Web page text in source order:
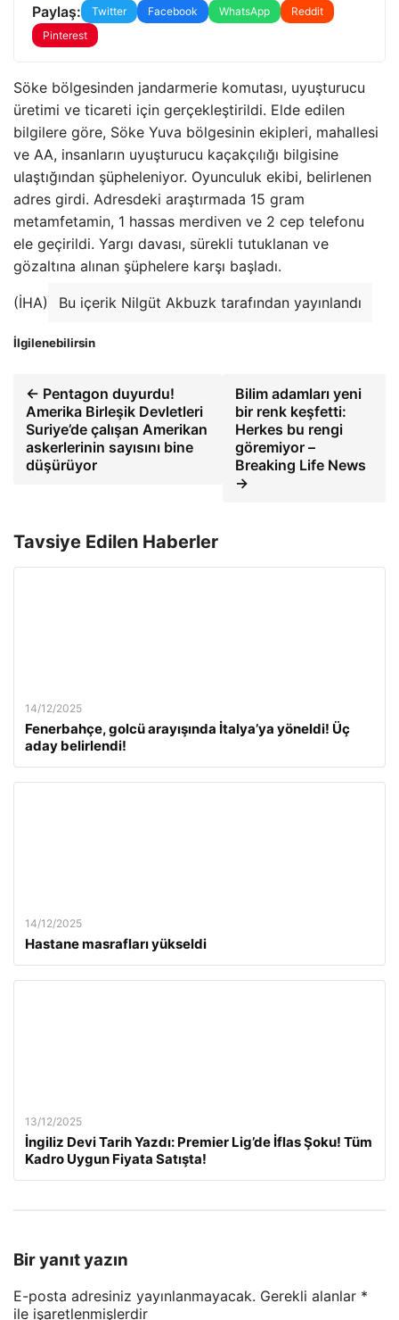
Paylaş: Twitter Facebook WhatsApp
Reddit
Pinterest
Söke bölgesinden jandarmerie komutası, uyuşturucu
üretimi ve ticareti için gerçekleştirildi. Elde edilen
bilgilere göre, Söke Yuva bölgesinin ekipleri, mahallesi
ve AA, insanların uyuşturucu kaçakçılığı bilgisine
ulaştığından şüpheleniyor. Oyunculuk ekibi, belirlenen
adres girdi. Adresdeki araştırmada 15 gram
metamfetamin, 1 hassas merdiven ve 2 cep telefonu
ele geçirildi. Yargı davası, sürekli tutuklanan ve
gözaltına alınan şüphelere karşı başladı.
(İHA) Bu içerik Nilgüt Akbuzk tarafından yayınlandı
İlgilenebilirsin
← Pentagon duyurdu!
Amerika Birleşik Devletleri
Suriye’de çalışan Amerikan
askerlerinin sayısını bine
düşürüyor
Bilim adamları yeni
bir renk keşfetti:
Herkes bu rengi
göremiyor –
Breaking Life News
→
Tavsiye Edilen Haberler
14/12/2025
Fenerbahçe, golcü arayışında İtalya’ya yöneldi! Üç
aday belirlendi!
14/12/2025
Hastane masrafları yükseldi
13/12/2025
İngiliz Devi Tarih Yazdı: Premier Lig’de İflas Şoku! Tüm
Kadro Uygun Fiyata Satışta!
Bir yanıt yazın
E-posta adresiniz yayınlanmayacak. Gerekli alanlar *
ile işaretlenmişlerdir